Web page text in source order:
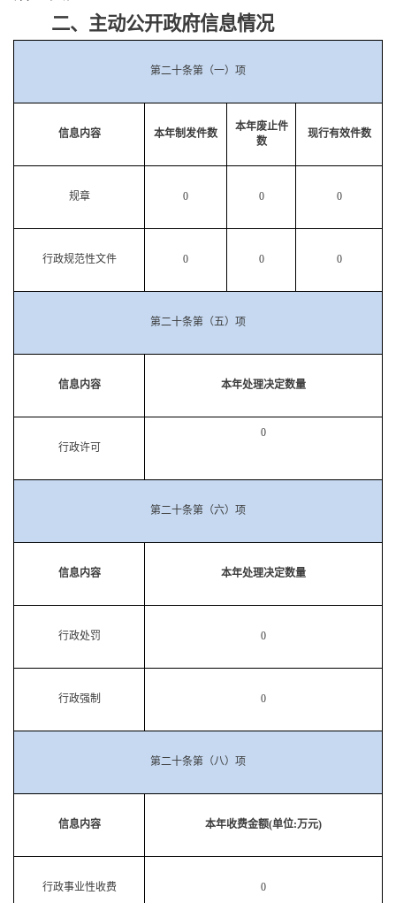
二、主动公开政府信息情况
第二十条第（一）项
信息内容 本年制发件数
本年废止件
数
现行有效件数
规章 0 0 0
行政规范性文件 0 0 0
第二十条第（五）项
信息内容 本年处理决定数量
行政许可
0
第二十条第（六）项
信息内容 本年处理决定数量
行政处罚 0
行政强制 0
第二十条第（八）项
信息内容 本年收费金额(单位:万元)
行政事业性收费 0